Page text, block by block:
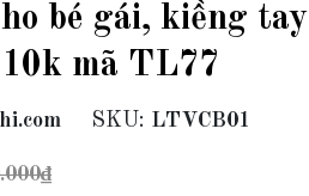
bé gái, kiềng tay
mã TL77
SKU: LTVCB01